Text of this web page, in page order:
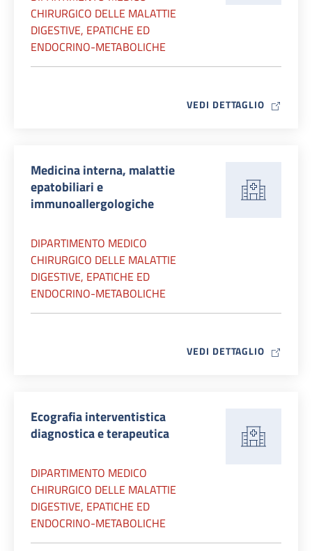
CHIRURGICO DELLE MALATTIE
DIGESTIVE, EPATICHE ED
ENDOCRINO-METABOLICHE
VEDI DETTAGLIO MAP ICON
Medicina interna, malattie
epatobiliari e
immunoallergologiche
DIPARTIMENTO MEDICO
CHIRURGICO DELLE MALATTIE
DIGESTIVE, EPATICHE ED
ENDOCRINO-METABOLICHE
VEDI DETTAGLIO MAP ICON
Ecografia interventistica
diagnostica e terapeutica
DIPARTIMENTO MEDICO
CHIRURGICO DELLE MALATTIE
DIGESTIVE, EPATICHE ED
ENDOCRINO-METABOLICHE